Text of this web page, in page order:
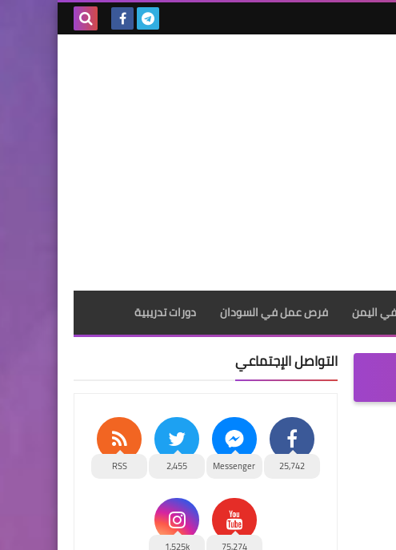
اليمن فرص عمل في السودان دورات تدريبية
التواصل الإجتماعي
25,742
Messenger
2,455
RSS
75,274
1,525k